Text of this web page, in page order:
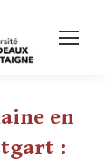
en
: